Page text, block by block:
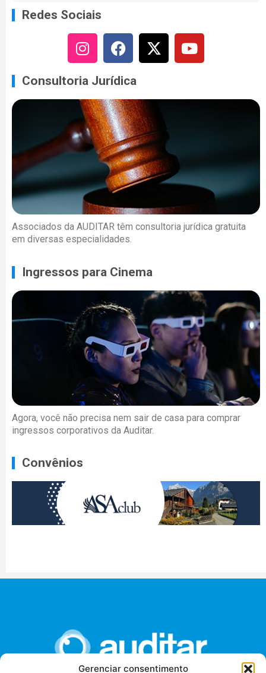
Gerenciar consentimento
Redes Sociais
Consultoria Jurídica
Associados da AUDITAR têm consultoria jurídica gratuita
em diversas especialidades.
Ingressos para Cinema
Agora, você não precisa nem sair de casa para comprar
ingressos corporativos da Auditar.
Convênios